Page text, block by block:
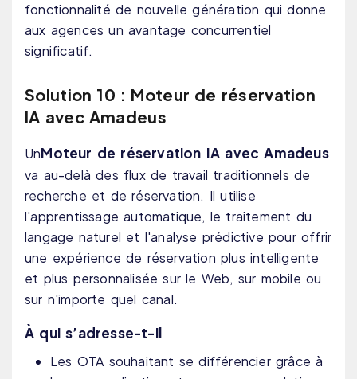
fonctionnalité de nouvelle génération qui donne
aux agences un avantage concurrentiel
significatif.
Solution 10 : Moteur de réservation
IA avec Amadeus
UnMoteur de réservation IA avec Amadeus
va au-delà des flux de travail traditionnels de
recherche et de réservation. Il utilise
l'apprentissage automatique, le traitement du
langage naturel et l'analyse prédictive pour offrir
une expérience de réservation plus intelligente
et plus personnalisée sur le Web, sur mobile ou
sur n'importe quel canal.
À qui s’adresse-t-il
Les OTA souhaitant se différencier grâce à